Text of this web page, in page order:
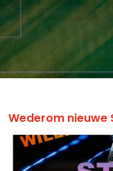
Wederom nieuwe